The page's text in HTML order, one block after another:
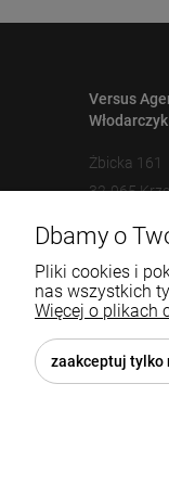
Versus
Włodarczyk
Żbicka 161
32-065
12 307
Dbamy o
Pliki cookies i
nas wszystkich
Więcej o plikach
zaakceptuj tylko